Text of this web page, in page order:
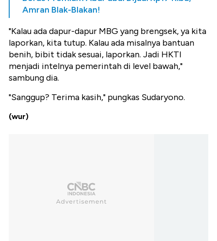
Amran Blak-Blakan!
"Kalau ada dapur-dapur MBG yang brengsek, ya kita
laporkan, kita tutup. Kalau ada misalnya bantuan
benih, bibit tidak sesuai, laporkan. Jadi HKTI
menjadi intelnya pemerintah di level bawah,"
sambung dia.
"Sanggup? Terima kasih," pungkas Sudaryono.
(wur)